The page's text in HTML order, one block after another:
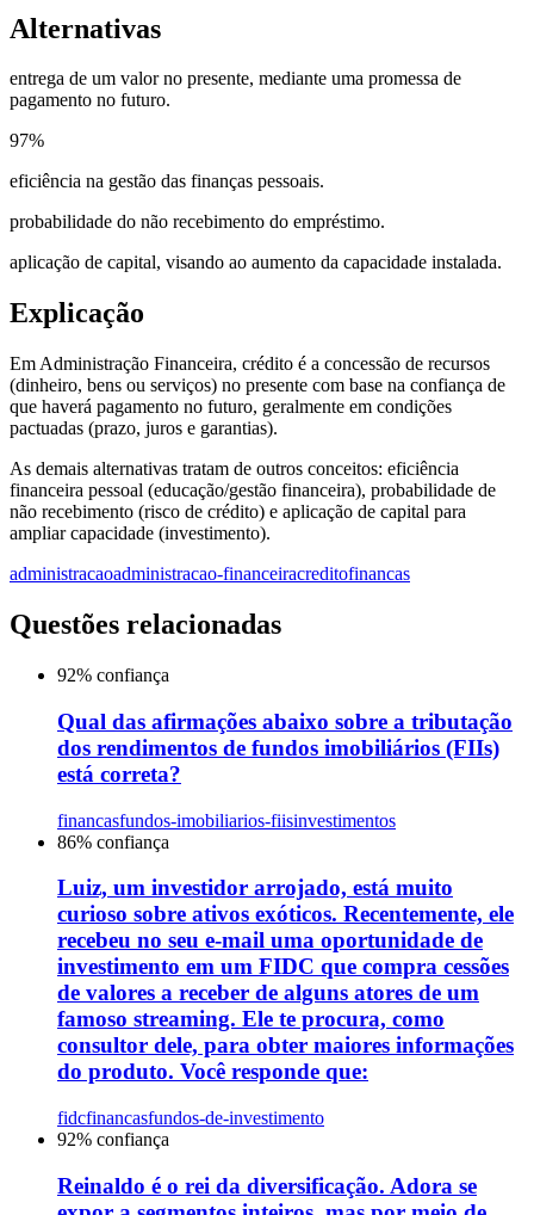
Alternativas
entrega de um valor no presente, mediante uma promessa de
pagamento no futuro.
97%
eficiência na gestão das finanças pessoais.
probabilidade do não recebimento do empréstimo.
aplicação de capital, visando ao aumento da capacidade instalada.
Explicação
Em Administração Financeira, crédito é a concessão de recursos
(dinheiro, bens ou serviços) no presente com base na confiança de
que haverá pagamento no futuro, geralmente em condições
pactuadas (prazo, juros e garantias).
As demais alternativas tratam de outros conceitos: eficiência
financeira pessoal (educação/gestão financeira), probabilidade de
não recebimento (risco de crédito) e aplicação de capital para
ampliar capacidade (investimento).
administracaoadministracao-financeiracreditofinancas
Questões relacionadas
92% confiança
Qual das afirmações abaixo sobre a tributação
dos rendimentos de fundos imobiliários (FIIs)
está correta?
financasfundos-imobiliarios-fiisinvestimentos
86% confiança
Luiz, um investidor arrojado, está muito
curioso sobre ativos exóticos. Recentemente, ele
recebeu no seu e-mail uma oportunidade de
investimento em um FIDC que compra cessões
de valores a receber de alguns atores de um
famoso streaming. Ele te procura, como
consultor dele, para obter maiores informações
do produto. Você responde que:
fidcfinancasfundos-de-investimento
92% confiança
Reinaldo é o rei da diversificação. Adora se